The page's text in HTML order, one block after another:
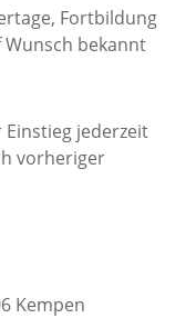
Fortbildung
bekannt
jederzeit
vorheriger
Kempen